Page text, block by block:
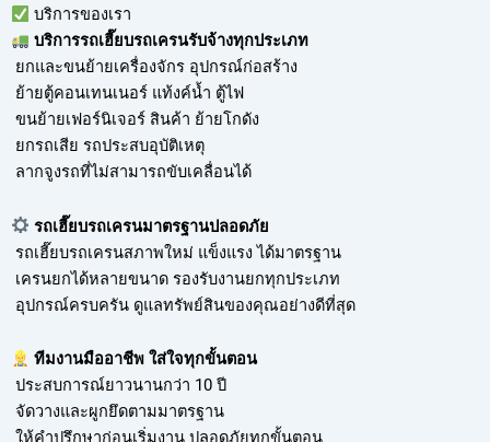
บริการของเรา
บริการรถเฮี๊ยบรถเครนรับจ้างทุกประเภท
ยกและขนย้ายเครื่องจักร อุปกรณ์ก่อสร้าง
ย้ายตู้คอนเทนเนอร์ แท้งค์น้ำ ตู้ไฟ
ขนย้ายเฟอร์นิเจอร์ สินค้า ย้ายโกดัง
ยกรถเสีย รถประสบอุบัติเหตุ
ลากจูงรถที่ไม่สามารถขับเคลื่อนได้
รถเฮี๊ยบรถเครนมาตรฐานปลอดภัย
รถเฮี๊ยบรถเครนสภาพใหม่ แข็งแรง ได้มาตรฐาน
เครนยกได้หลายขนาด รองรับงานยกทุกประเภท
อุปกรณ์ครบครัน ดูแลทรัพย์สินของคุณอย่างดีที่สุด
ทีมงานมืออาชีพ ใส่ใจทุกขั้นตอน
ประสบการณ์ยาวนานกว่า 10 ปี
จัดวางและผูกยึดตามมาตรฐาน
ให้คำปรึกษาก่อนเริ่มงาน ปลอดภัยทุกขั้นตอน